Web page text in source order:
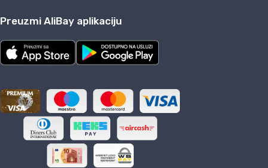
Preuzmi AliBay aplikaciju